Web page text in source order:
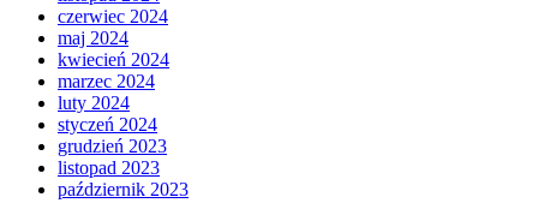
czerwiec 2024
maj 2024
kwiecień 2024
marzec 2024
luty 2024
styczeń 2024
grudzień 2023
listopad 2023
październik 2023